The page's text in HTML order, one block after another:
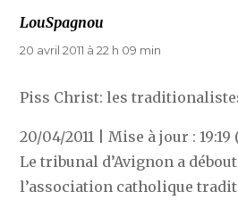
LouSpagnou
20 avril 2011 à 22 h 09 min
Piss Christ: les
20/04/2011 | Mise à jour :
Le tribunal d’Avignon a
l’association catholique